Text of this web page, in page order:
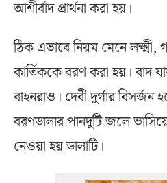
আশীর্বাদ প্রার্থনা করা হয়।
ঠিক এভাবে নিয়ম মেনে
কার্তিককে বরণ করা হয়। বাদ
বাহনরাও। দেবী দুর্গার বিসর্জন
বরণডালার পানদুটি জলে
নেওয়া হয় ডালাটি।